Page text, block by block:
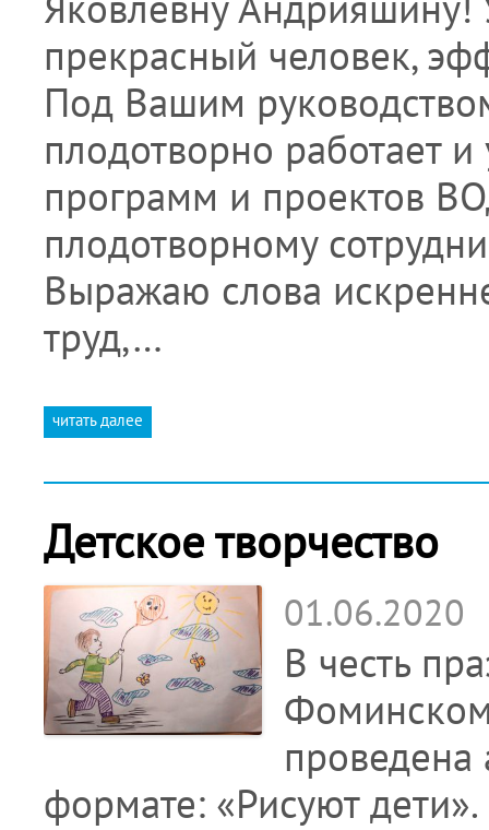
прекрасный человек,
Под Вашим
плодотворно работает
программ и проектов
плодотворному
Выражаю слова
труд,…
читать далее
Детское творчество
01.06.2020
В честь
проведена
формате: «Рисуют дети».